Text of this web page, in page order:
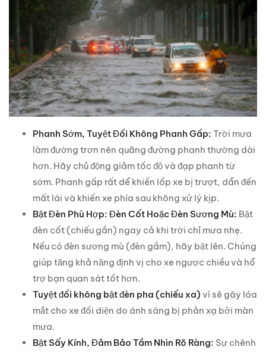
Phanh Sớm, Tuyệt Đối Không Phanh Gấp: Trời mưa
làm đường trơn nên quãng đường phanh thường dài
hơn. Hãy chủ động giảm tốc độ và đạp phanh từ
sớm. Phanh gấp rất dễ khiến lốp xe bị trượt, dẫn đến
mất lái và khiến xe phía sau không xử lý kịp.
Bật Đèn Phù Hợp: Đèn Cốt Hoặc Đèn Sương Mù: Bật
đèn cốt (chiếu gần) ngay cả khi trời chỉ mưa nhẹ.
Nếu có đèn sương mù (đèn gầm), hãy bật lên. Chúng
giúp tăng khả năng định vị cho xe ngược chiều và hỗ
trợ bạn quan sát tốt hơn.
Tuyệt đối không bật đèn pha (chiếu xa) vì sẽ gây lóa
mắt cho xe đối diện do ánh sáng bị phản xạ bởi màn
mưa.
Bật Sấy Kính, Đảm Bảo Tầm Nhìn Rõ Ràng: Sự chênh